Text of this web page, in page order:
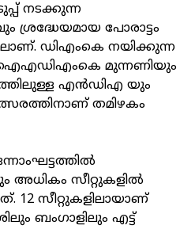
നടക്കുന്ന
ശ്രദ്ധേയമായ പോരാട്ടം
ഡിഎംകെ നയിക്കുന്ന
മുന്നണിയും
എന്‍ഡിഎ യും
തമിഴകം
അധികം സീറ്റുകളില്‍
12 സീറ്റുകളിലായാണ്
ബംഗാളിലും എട്ട്